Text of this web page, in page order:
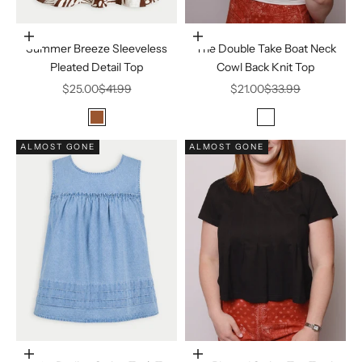
Elige opciones
Summer Breeze Sleeveless
Pleated Detail Top
Precio de oferta
$25.00Precio normal
$41.99
Brown
Elige opciones
The Double Take Boat Neck
Cowl Back Knit Top
Precio de oferta
$21.00Precio normal
$33.99
White
ALMOST GONE
Elige opciones
ALMOST GONE
Elige opciones